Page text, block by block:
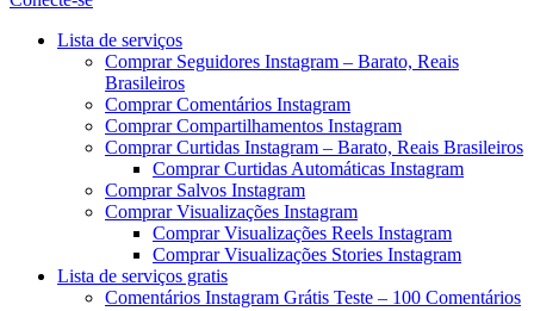
Menu
Lista de serviços
Comprar Seguidores Instagram – Barato, Reais
Brasileiros
Comprar Comentários Instagram
Comprar Compartilhamentos Instagram
Comprar Curtidas Instagram – Barato, Reais Brasileiros
Comprar Curtidas Automáticas Instagram
Comprar Salvos Instagram
Comprar Visualizações Instagram
Comprar Visualizações Reels Instagram
Comprar Visualizações Stories Instagram
Lista de serviços gratis
Comentários Instagram Grátis Teste – 100 Comentários